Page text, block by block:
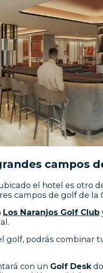
campos
el hotel es otro
campos de golf de la
Los Naranjos Golf Club
golf, podrás combinar
con un Golf Desk